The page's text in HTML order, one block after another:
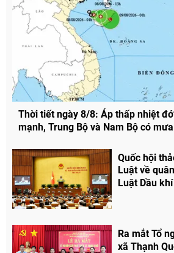
Thời tiết ngày 8/8: Áp thấp nhiệt
mạnh, Trung Bộ và Nam Bộ có
Quốc hội
Luật về
Luật Dầu khí
Ra mắt Tổ
xã Thạnh